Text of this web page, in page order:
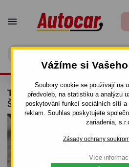
Vážíme si
Soubory cookie se používají na
předvoleb, na statistiku a analýzu
poskytování funkcí sociálních sítí a
reklam. Souhlas poskytujete
zariadenia,
Zásady ochrany
Více

TAŽNÉ ZAŘÍZENÍ PRO
ŠROUBOVÝ SYSTÉM